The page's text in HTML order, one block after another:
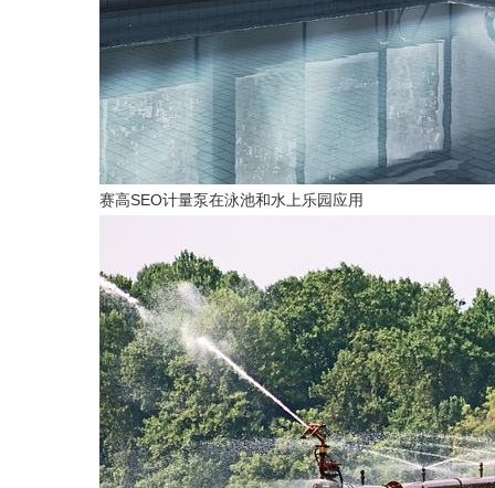
赛高SEO计量泵在泳池和水上乐园应用